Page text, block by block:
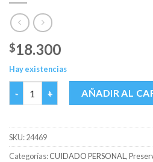
$18.300
Hay existencias
PRESERV. TODAY LONG ACTION
AÑADIR AL
SKU:24469
Categorías:CUIDADO PERSONAL,